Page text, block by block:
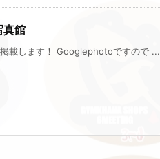
真館
載します！ Googlephotoですので ...